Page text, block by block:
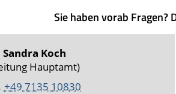
Sie haben vorab Fragen?
Sandra Koch
Hauptamt)
+49 7135 10830